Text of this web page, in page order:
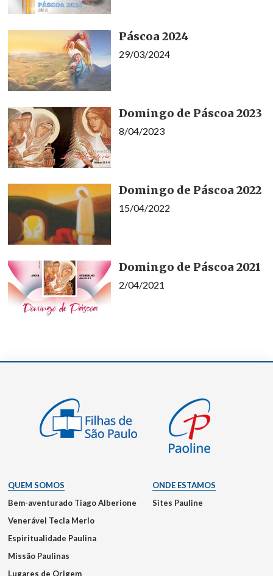
Páscoa 2024
29/03/2024
Domingo de Páscoa 2023
8/04/2023
Domingo de Páscoa 2022
15/04/2022
Domingo de Páscoa 2021
2/04/2021
QUEM SOMOS
Bem-aventurado Tiago Alberione
Venerável Tecla Merlo
Espiritualidade Paulina
Missão Paulinas
Lugares de Origem
ONDE ESTAMOS
Sites Pauline